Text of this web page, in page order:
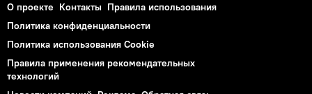
О проекте Контакты Правила использования
Политика конфиденциальности
Политика использования Cookie
Правила применения рекомендательных
технологий